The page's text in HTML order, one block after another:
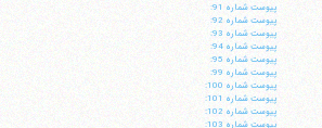
پيوست شماره 91:
پيوست شماره 92:
پيوست شماره 93:
پيوست شماره 94:
پيوست شماره 95:
پيوست شماره 99:
پيوست شماره 100:
پيوست شماره 101:
پيوست شماره 102:
پيوست شماره 103: